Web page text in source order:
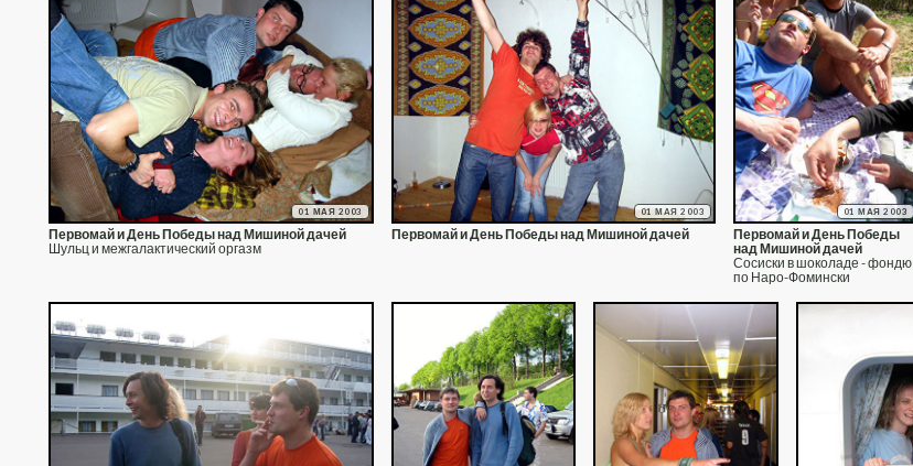
01 МАЯ 2003
Первомай и День Победы над Мишиной дачей
Шульц и межгалактический оргазм
01 МАЯ 2003
Первомай и День Победы над Мишиной дачей
01 МАЯ 2003
Первомай и День Победы
над Мишиной дачей
Сосиски в шоколаде - фондю
по Наро-Фомински